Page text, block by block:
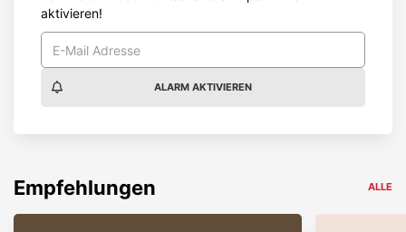
aktivieren!
ALARM AKTIVIEREN
Empfehlungen ALLE